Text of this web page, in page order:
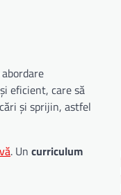
eficient, care să
și sprijin, astfel
. Un curriculum